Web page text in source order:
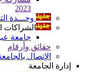
2023
وحـــدة
الشراكات
جامعة
حقائق وأرقام
الإتصال
إدارة الجامعة